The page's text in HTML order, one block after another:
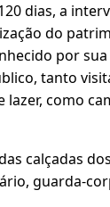
dias, a
do
por
tanto
como
calçadas
guarda-